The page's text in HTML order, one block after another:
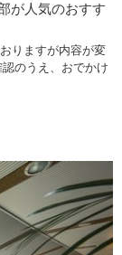
が人気のおすす
りますが内容が変
のうえ、おでかけ